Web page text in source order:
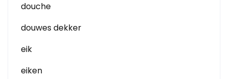
douche
douwes dekker
eik
eiken